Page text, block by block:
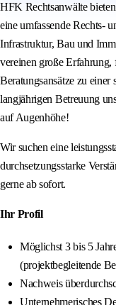
HFK Rechtsanwälte
eine umfassende Rechts-
Infrastruktur, Bau und
vereinen große Erfahrung,
Beratungsansätze zu
langjährigen Betreuung
auf Augenhöhe!
Wir suchen eine
durchsetzungsstarke
gerne ab sofort.
Ihr Profil
Möglichst 3 bis 5
(projektbegleitende
Nachweis
Unternehmerisches